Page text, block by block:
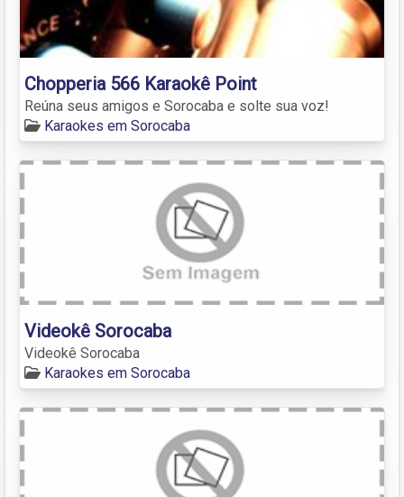
Chopperia 566 Karaokê Point
Reúna seus amigos e Sorocaba e solte sua voz!
Karaokes em Sorocaba
Videokê Sorocaba
Videokê Sorocaba
Karaokes em Sorocaba